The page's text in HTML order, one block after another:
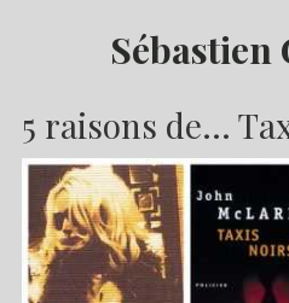
Sébastien
5 raisons de…